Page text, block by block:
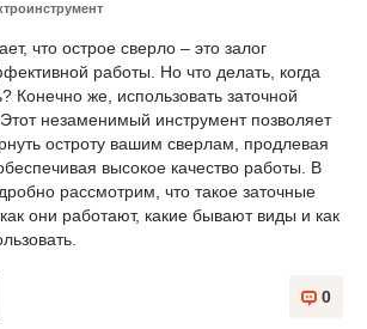
что острое сверло – это залог
работы. Но что делать, когда
Конечно же, использовать заточной
незаменимый инструмент позволяет
остроту вашим сверлам, продлевая
высокое качество работы. В
рассмотрим, что такое заточные
они работают, какие бывают виды и как
0